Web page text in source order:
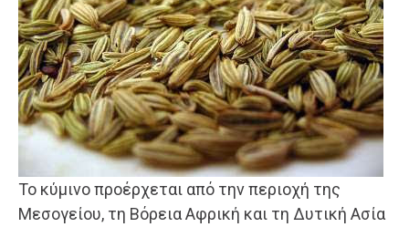
Το κύμινο προέρχεται από την περιοχή της
Μεσογείου, τη Βόρεια Αφρική και τη Δυτική Ασία